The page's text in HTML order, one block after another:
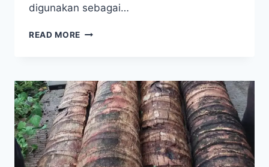
digunakan sebagai…
READ MORE JUAL
BALI